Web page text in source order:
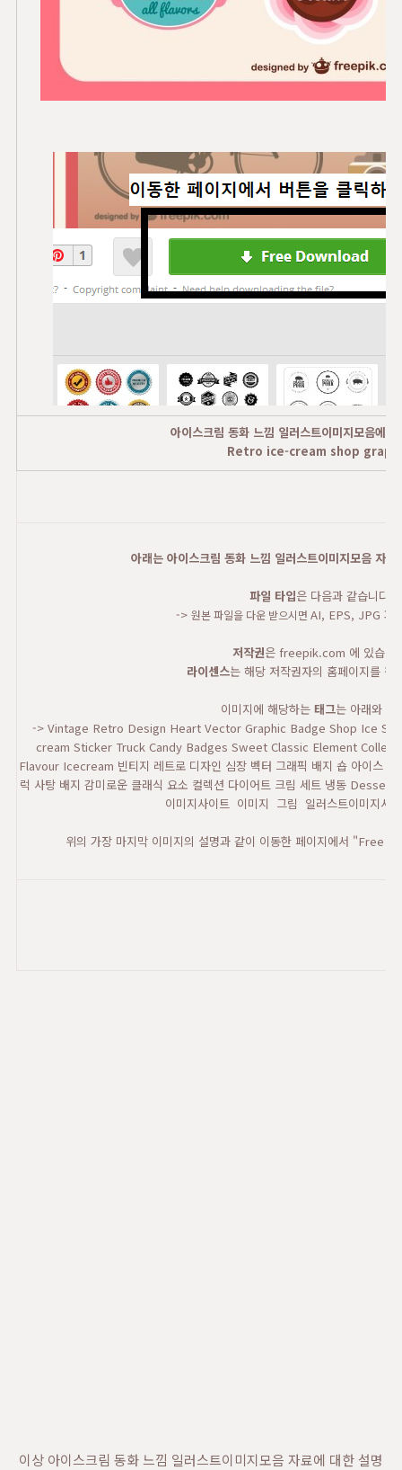
아이스크림 동화 느낌 일러스트이미지모음에
Retro ice-cream shop
아래는 아이스크림 동화 느낌 일러스트이미지모음 자
파일 타입은 다음과 같습니다.
-> 원본 파일을 다운 받으시면 AI, EPS, JPG 파
저작권은 freepik.com 에 있습니
라이센스는 해당 저작권자의 홈페이지를 참
이미지에 해당하는 태그는 아래와 같
-> Vintage Retro Design Heart Vector Graphic Badge Shop Ice
cream Sticker Truck Candy Badges Sweet Classic Element
Flavour Icecream 빈티지 레트로 디자인 심장 벡터 그래픽 배지 숍 아이스 스
럭 사탕 배지 감미로운 클래식 요소 컬렉션 다이어트 크림 세트 냉동 Desset
이미지사이트 이미지 그림 일러스트이미지사
위의 가장 마지막 이미지의 설명과 같이 이동한 페이지에서 "Free
이상 아이스크림 동화 느낌 일러스트이미지모음 자료에 대한 설명